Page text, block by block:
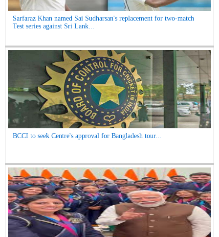
Sarfaraz Khan named Sai Sudharsan's replacement for two-match
Test series against Sri Lank...
BCCI to seek Centre's approval for Bangladesh tour...